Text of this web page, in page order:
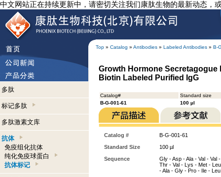
中文网站正在持续更新中，请密切关注我们康肽生物的最新动态，
Top » Catalog » Antibodies » Labeled Antibodies » B-
多肽
标记多肽
多肽激素文库
抗体
免疫组化抗体
纯化免疫球蛋白
抗体标记
Growth Hormone Secretagogue
Biotin Labeled Purified IgG
Catalog#
Standard size
B-G-001-61
100 µl
Catalog #
B-G-001-61
Standard Size
100 µl
Sequence
Gly - Asp - Ala - Val - Val
Thr - Val - Lys - Met -
- Ala - Gly - Pro - Ile -